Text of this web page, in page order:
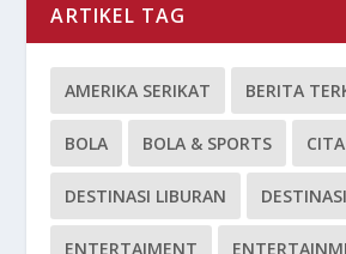
ARTIKEL TAG
AMERIKA SERIKAT BERITA
BOLA BOLA & SPORTS
DESTINASI LIBURAN
ENTERTAIMENT